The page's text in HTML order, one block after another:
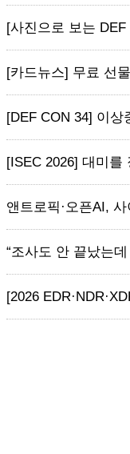
[사진으로 보는
[카드뉴스] 무료 선
[DEF CON 34] 이상
[ISEC 2026] 대미를
앤트로픽·오픈AI,
“조사도 안 끝났는
[2026